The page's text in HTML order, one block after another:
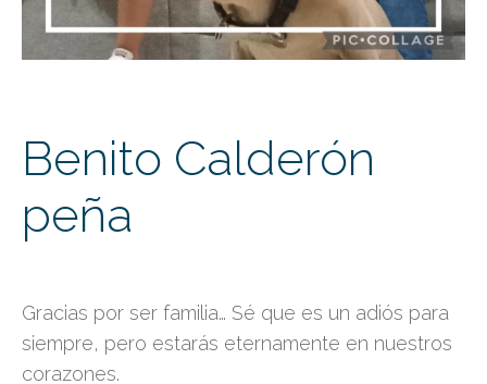
Benito Calderón
peña
Gracias por ser familia… Sé que es un adiós para
siempre, pero estarás eternamente en nuestros
corazones.